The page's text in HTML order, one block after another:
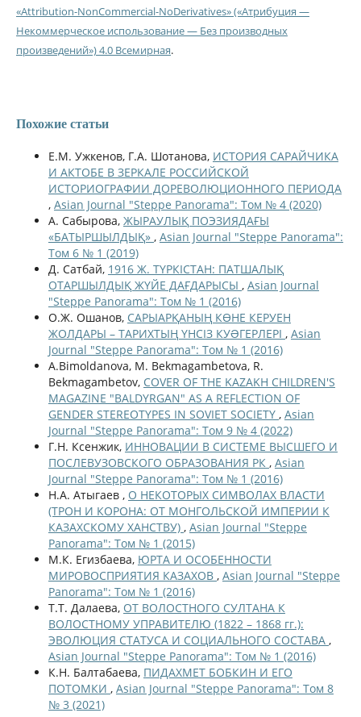
«Attribution-NonCommercial-NoDerivatives» («Атрибуция —
Некоммерческое использование — Без производных
произведений») 4.0 Всемирная.
Похожие статьи
Е.М. Ужкенов, Г.А. Шотанова, ИСТОРИЯ САРАЙЧИКА
И АКТОБЕ В ЗЕРКАЛЕ РОССИЙСКОЙ
ИСТОРИОГРАФИИ ДОРЕВОЛЮЦИОННОГО ПЕРИОДА
, Asian Journal "Steppe Panorama": Том № 4 (2020)
А. Сабырова, ЖЫРАУЛЫҚ ПОЭЗИЯДАҒЫ
«БАТЫРШЫЛДЫҚ» , Asian Journal "Steppe Panorama":
Том 6 № 1 (2019)
Д. Сатбай, 1916 Ж. ТҮРКІСТАН: ПАТШАЛЫҚ
ОТАРШЫЛДЫҚ ЖҮЙЕ ДАҒДАРЫСЫ , Asian Journal
"Steppe Panorama": Том № 1 (2016)
О.Ж. Ошанов, САРЫАРҚАНЫҢ КӨНЕ КЕРУЕН
ЖОЛДАРЫ – ТАРИХТЫҢ ҮНСІЗ КУƏГЕРЛЕРІ , Asian
Journal "Steppe Panorama": Том № 1 (2016)
A.Bimoldanova, M. Bekmagambetova, R.
Bekmagambetov, COVER OF THE KAZAKH CHILDREN'S
MAGAZINE "BALDYRGAN" AS A REFLECTION OF
GENDER STEREOTYPES IN SOVIET SOCIETY , Asian
Journal "Steppe Panorama": Том 9 № 4 (2022)
Г.Н. Ксенжик, ИННОВАЦИИ В СИСТЕМЕ ВЫСШЕГО И
ПОСЛЕВУЗОВСКОГО ОБРАЗОВАНИЯ РК , Asian
Journal "Steppe Panorama": Том № 1 (2016)
Н.А. Атыгаев , О НЕКОТОРЫХ СИМВОЛАХ ВЛАСТИ
(ТРОН И КОРОНА: ОТ МОНГОЛЬСКОЙ ИМПЕРИИ К
КАЗАХСКОМУ ХАНСТВУ) , Asian Journal "Steppe
Panorama": Том № 1 (2015)
М.К. Егизбаева, ЮРТА И ОСОБЕННОСТИ
МИРОВОСПРИЯТИЯ КАЗАХОВ , Asian Journal "Steppe
Panorama": Том № 1 (2016)
Т.Т. Далаева, ОТ ВОЛОСТНОГО СУЛТАНА К
ВОЛОСТНОМУ УПРАВИТЕЛЮ (1822 – 1868 гг.):
ЭВОЛЮЦИЯ СТАТУСА И СОЦИАЛЬНОГО СОСТАВА ,
Asian Journal "Steppe Panorama": Том № 1 (2016)
К.Н. Балтабаева, ПИДАХМЕТ БОБКИН И ЕГО
ПОТОМКИ , Asian Journal "Steppe Panorama": Том 8
№ 3 (2021)